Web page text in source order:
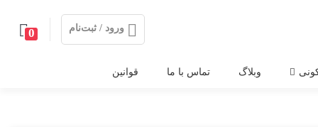
ورود / ثبت‌نام 0
وبلاگ تماس با ما قوانین